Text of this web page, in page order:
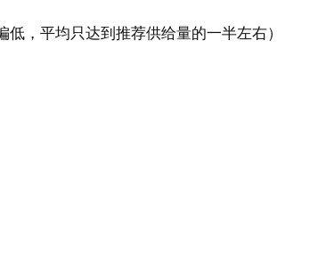
，平均只达到推荐供给量的一半左右）